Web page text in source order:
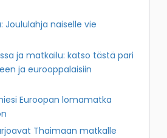
Joululahja naiselle vie
ja matkailu: katso tästä pari
ja eurooppalaisiin
Euroopan lomamatka
Thaimaan matkalle